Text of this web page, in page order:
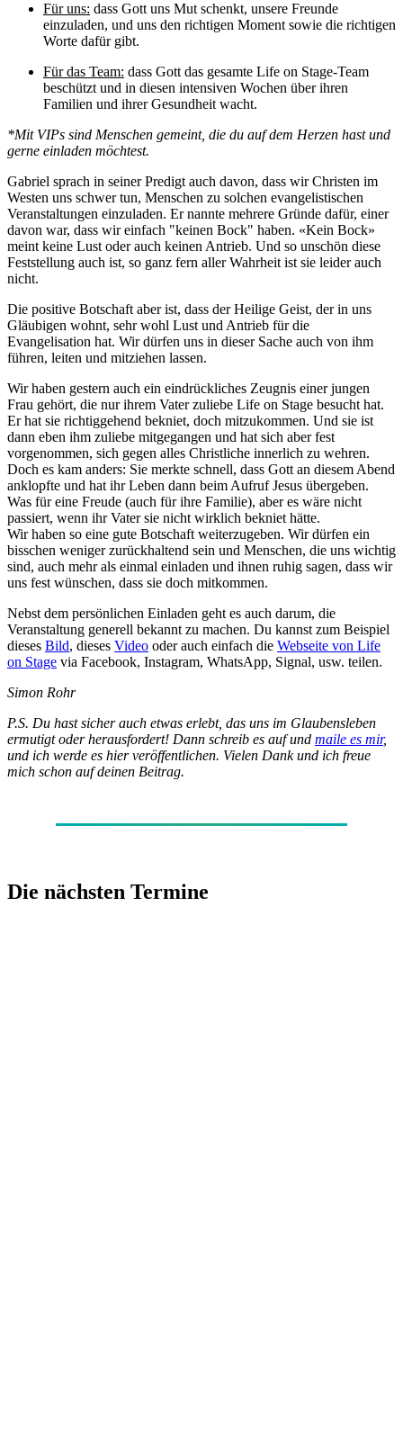
Für uns: dass Gott uns Mut schenkt, unsere Freunde
einzuladen, und uns den richtigen Moment sowie die richtigen
Worte dafür gibt.
Für das Team: dass Gott das gesamte Life on Stage-Team
beschützt und in diesen intensiven Wochen über ihren
Familien und ihrer Gesundheit wacht.
*Mit VIPs sind Menschen gemeint, die du auf dem Herzen hast und
gerne einladen möchtest.
Gabriel sprach in seiner Predigt auch davon, dass wir Christen im
Westen uns schwer tun, Menschen zu solchen evangelistischen
Veranstaltungen einzuladen. Er nannte mehrere Gründe dafür, einer
davon war, dass wir einfach "keinen Bock" haben. «Kein Bock»
meint keine Lust oder auch keinen Antrieb. Und so unschön diese
Feststellung auch ist, so ganz fern aller Wahrheit ist sie leider auch
nicht.
Die positive Botschaft aber ist, dass der Heilige Geist, der in uns
Gläubigen wohnt, sehr wohl Lust und Antrieb für die
Evangelisation hat. Wir dürfen uns in dieser Sache auch von ihm
führen, leiten und mitziehen lassen.
Wir haben gestern auch ein eindrückliches Zeugnis einer jungen
Frau gehört, die nur ihrem Vater zuliebe Life on Stage besucht hat.
Er hat sie richtiggehend bekniet, doch mitzukommen. Und sie ist
dann eben ihm zuliebe mitgegangen und hat sich aber fest
vorgenommen, sich gegen alles Christliche innerlich zu wehren.
Doch es kam anders: Sie merkte schnell, dass Gott an diesem Abend
anklopfte und hat ihr Leben dann beim Aufruf Jesus übergeben.
Was für eine Freude (auch für ihre Familie), aber es wäre nicht
passiert, wenn ihr Vater sie nicht wirklich bekniet hätte.
Wir haben so eine gute Botschaft weiterzugeben. Wir dürfen ein
bisschen weniger zurückhaltend sein und Menschen, die uns wichtig
sind, auch mehr als einmal einladen und ihnen ruhig sagen, dass wir
uns fest wünschen, dass sie doch mitkommen.
Nebst dem persönlichen Einladen geht es auch darum, die
Veranstaltung generell bekannt zu machen. Du kannst zum Beispiel
dieses Bild, dieses Video oder auch einfach die Webseite von Life
on Stage via Facebook, Instagram, WhatsApp, Signal, usw. teilen.
Simon Rohr
P.S. Du hast sicher auch etwas erlebt, das uns im Glaubensleben
ermutigt oder herausfordert! Dann schreib es auf und maile es mir,
und ich werde es hier veröffentlichen. Vielen Dank und ich freue
mich schon auf deinen Beitrag.
Die nächsten Termine